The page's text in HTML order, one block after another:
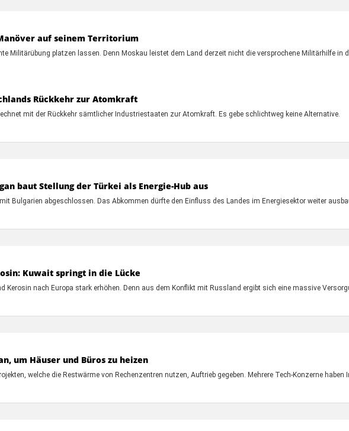
auf seinem Territorium
Militärübung platzen lassen. Denn Moskau leistet dem Land derzeit nicht die versprochene Militärhilfe in
Rückkehr zur Atomkraft
mit der Rückkehr sämtlicher Industriestaaten zur Atomkraft. Es gebe schlichtweg keine Alternative.
baut Stellung der Türkei als Energie-Hub aus
Bulgarien abgeschlossen. Das Abkommen dürfte den Einfluss des Landes im Energiesektor weiter
Kuwait springt in die Lücke
Kerosin nach Europa stark erhöhen. Denn aus dem Konflikt mit Russland ergibt sich eine massive
um Häuser und Büros zu heizen
welche die Restwärme von Rechenzentren nutzen, Auftrieb gegeben. Mehrere Tech-Konzerne